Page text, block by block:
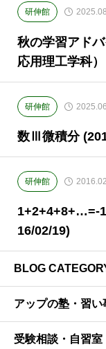
研伸館
秋の学習アド
応用理工学科）
研伸館
数Ⅲ微積分
研伸館
1+2+4+8+…=-
16/02/19)
BLOG
医学部受験のプロ
アップの塾・習い
研伸館高校生課程
受験相談・自習室